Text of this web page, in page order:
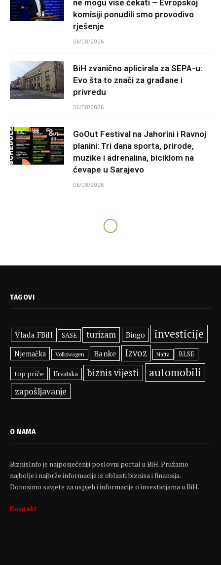
ne mogu više čekati – Evropskoj
komisiji ponudili smo provodivo
rješenje
06/08/2026
BiH zvanično aplicirala za SEPA-u:
Evo šta to znači za građane i
privredu
06/08/2026
GoOut Festival na Jahorini i Ravnoj
planini: Tri dana sporta, prirode,
muzike i adrenalina, biciklom na
ćevape u Sarajevo
06/08/2026
TAGOVI
Vlada FBiH SASE turizam Bingo investicije
Njemačka Volkswagen Banke Izvoz Nafta BLSE
top priče Hrvatska biznis vijesti automobili
zapošljavanje
O NAMA
BiznisInfo je najposjećeniji poslovni portal u BiH. Pružamo
najbolje i najbrže informacije iz oblasti biznisa i finansija.
Donosimo savjete za uspjeh i informacije o investicijama u BiH.
Kontakt